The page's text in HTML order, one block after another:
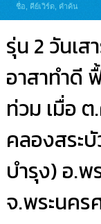
ชื่อ, คีย์เวิร์ด, คำค้น
รุ่น 2 วันเ
อาสาทำดี
ท่วม เมื่อ ต
คลองสระ
บำรุง) อ.พ
จ.พระนคร